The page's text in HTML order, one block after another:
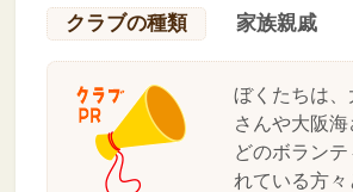
クラブの種類
家族親戚
ぼくたちは
さんや大阪
どのボラン
れている方々